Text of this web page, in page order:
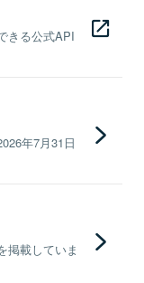
きる公式API
年7月31日
掲載していま